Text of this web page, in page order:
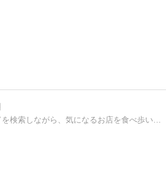
スマホでグルメガイドを検索しながら、気になるお店を食べ歩いたりしています。